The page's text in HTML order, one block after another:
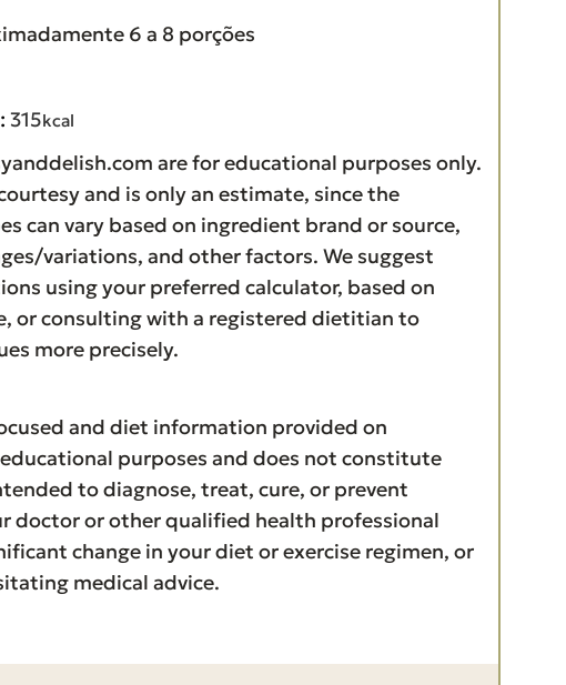
6 a 8 porções
315kcal
are for educational purposes only.
and is only an estimate, since the
can vary based on ingredient brand or source,
variations, and other factors. We suggest
using your preferred calculator, based on
or consulting with a registered dietitian to
more precisely.
purposes and does not constitute
to diagnose, treat, cure, or prevent
doctor or other qualified health professional
change in your diet or exercise regimen, or
medical advice.